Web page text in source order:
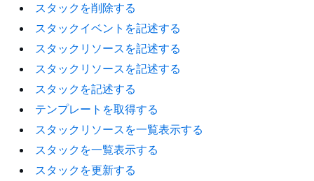
スタックを削除する
スタックイベントを記述する
スタックリソースを記述する
スタックリソースを記述する
スタックを記述する
テンプレートを取得する
スタックリソースを一覧表示する
スタックを一覧表示する
スタックを更新する